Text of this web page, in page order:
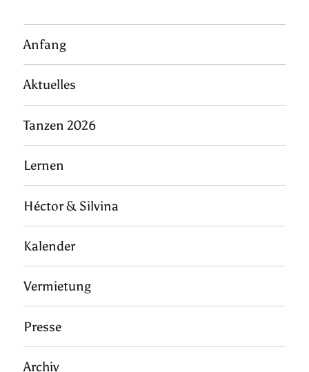
Anfang
Aktuelles
Tanzen 2026
Lernen
Héctor & Silvina
Kalender
Vermietung
Presse
Archiv